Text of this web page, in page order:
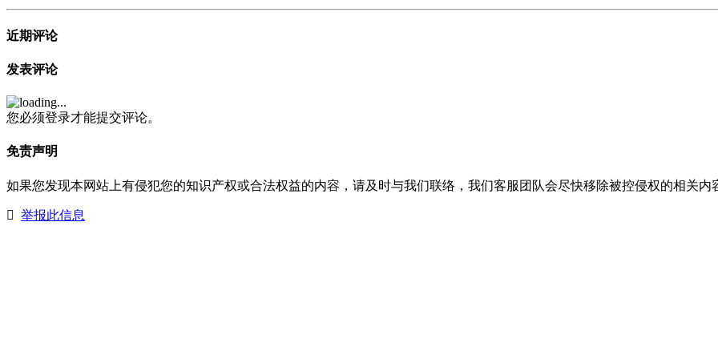
近期评论
发表评论
您必须登录才能提交评论。
免责声明
如果您发现本网站上有侵犯您的知识产权或合法权益的内容，请及时与我们联络，我们客服团队会尽快移除被控侵权的相关内
举报此信息